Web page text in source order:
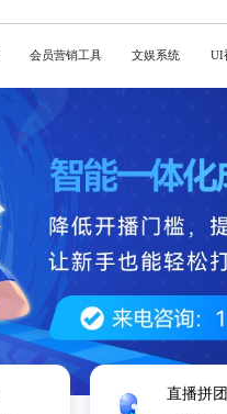
会员营销工具 文娱系统 UI
直播拼